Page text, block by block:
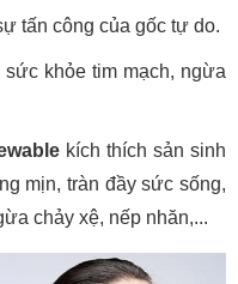
tấn công của gốc tự do.
khỏe tim mạch, ngừa
kích thích sản sinh
mịn, tràn đầy sức sống,
chảy xệ, nếp nhăn,...